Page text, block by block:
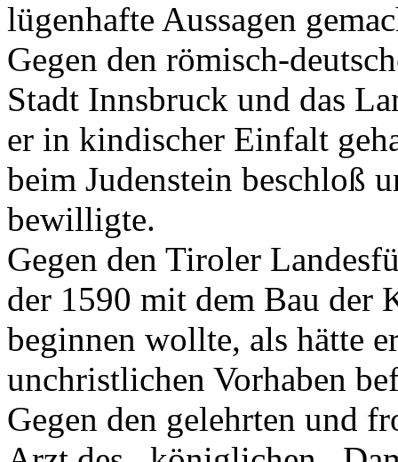
lügenhafte Aussagen
Gegen den römisch-
Stadt Innsbruck und das
er in kindischer Einfalt
beim Judenstein beschloß
bewilligte.
Gegen den Tiroler
der 1590 mit dem Bau der
beginnen wollte, als hätte
unchristlichen Vorhaben
Gegen den gelehrten und